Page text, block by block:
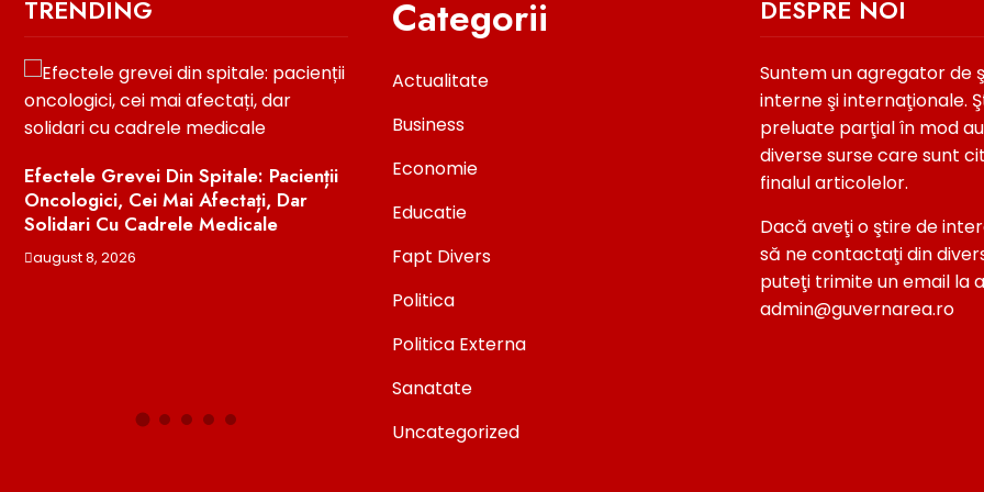
TRENDING
Efectele Grevei Din Spitale: Pacienții
Oncologici, Cei Mai Afectați, Dar
Solidari Cu Cadrele Medicale
august 8, 2026
Viitoare Să Iasă Fum Alb De La
Nicușor Dan Din PNL După Verdictul
Președintele Nicușor Dan
Partidelor Să „renunțe La
Politice” După Ce Moody’s
Reconfirmă Ratingul României La
Categorii
Actualitate
Business
Economie
Educatie
Fapt Divers
Politica
Politica Externa
Sanatate
Uncategorized
DESPRE NOI
Suntem un agregator de
interne şi internaţionale.
preluate parţial în mod
diverse surse care sunt
finalul articolelor.
Dacă aveţi o ştire de
să ne contactaţi din
puteţi trimite un email la
admin@guvernarea.ro